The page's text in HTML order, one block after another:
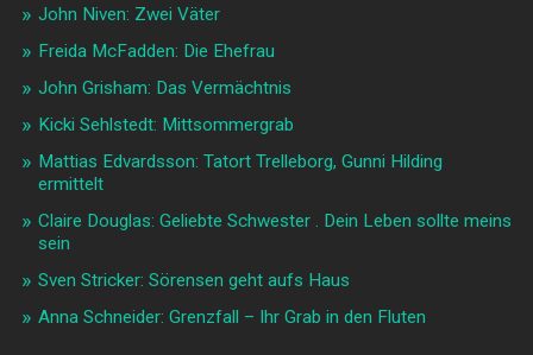
John Niven: Zwei Väter
Freida McFadden: Die Ehefrau
John Grisham: Das Vermächtnis
Kicki Sehlstedt: Mittsommergrab
Mattias Edvardsson: Tatort Trelleborg, Gunni Hilding
ermittelt
Claire Douglas: Geliebte Schwester . Dein Leben sollte meins
sein
Sven Stricker: Sörensen geht aufs Haus
Anna Schneider: Grenzfall – Ihr Grab in den Fluten